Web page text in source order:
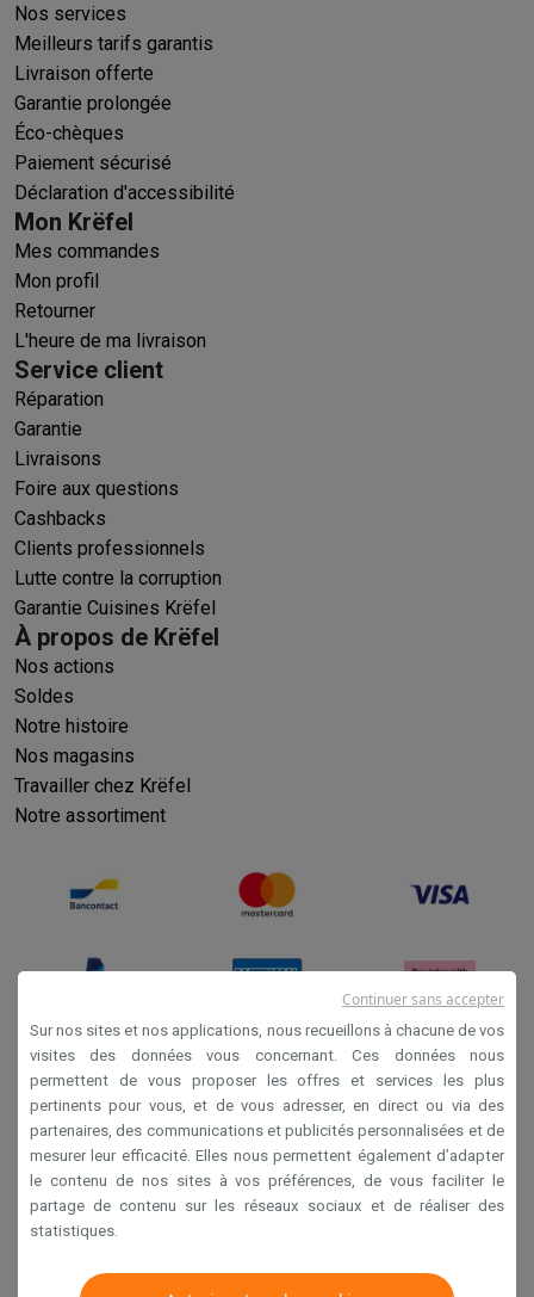
Nos services
Meilleurs tarifs garantis
Livraison offerte
Garantie prolongée
Éco-chèques
Paiement sécurisé
Déclaration d'accessibilité
Mon Krëfel
Mes commandes
Mon profil
Retourner
L'heure de ma livraison
Service client
Réparation
Garantie
Livraisons
Foire aux questions
Cashbacks
Clients professionnels
Lutte contre la corruption
Garantie Cuisines Krëfel
À propos de Krëfel
Nos actions
Soldes
Notre histoire
Nos magasins
Travailler chez Krëfel
Notre assortiment
Conditions générales de vente
Privacy
Disclaimer
Cookies
Krëfel NV - Steenstraat 44 - Industriezone 4 "T Sas",
Sur nos sites et nos applications, nous recueillons à chacune de vos
visites des données vous concernant. Ces données nous
permettent de vous proposer les offres et services les plus
pertinents pour vous, et de vous adresser, en direct ou via des
partenaires, des communications et publicités personnalisées et de
mesurer leur efficacité. Elles nous permettent également d’adapter
le contenu de nos sites à vos préférences, de vous faciliter le
partage de contenu sur les réseaux sociaux et de réaliser des
statistiques.
Continuer sans accepter